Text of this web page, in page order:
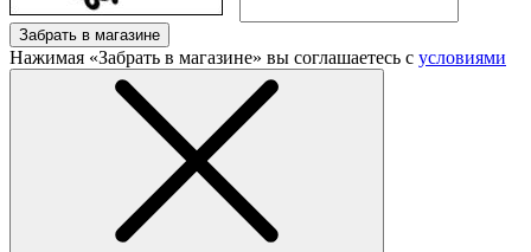
Забрать в магазине
Нажимая «Забрать в магазине» вы соглашаетесь с условиями